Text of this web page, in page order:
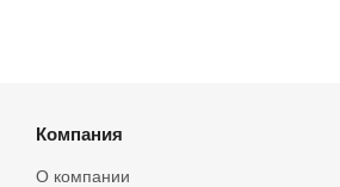
Компания
О компании